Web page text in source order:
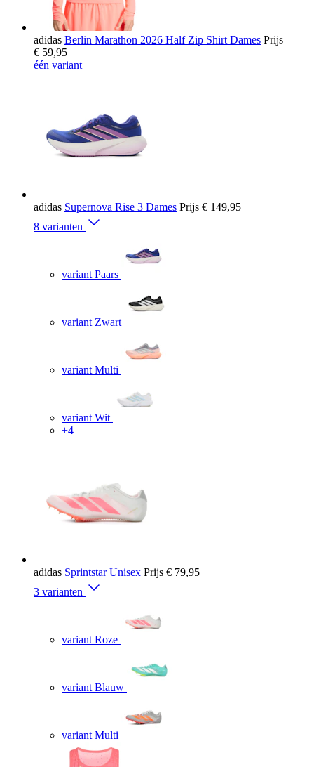
adidas Berlin Marathon 2026 Half Zip Shirt Dames Prijs
€ 59,95
één variant
adidas Supernova Rise 3 Dames Prijs € 149,95
8 varianten
variant Paars
variant Zwart
variant Multi
variant Wit
+4
adidas Sprintstar Unisex Prijs € 79,95
3 varianten
variant Roze
variant Blauw
variant Multi